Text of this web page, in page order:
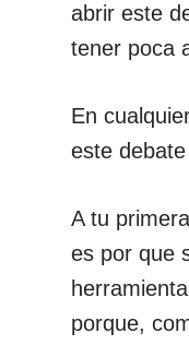
abrir este
tener poca
En
este
A tu
es por que
porque,